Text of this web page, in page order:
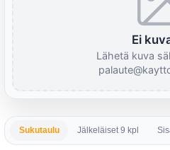
Ei
Lähetä kuva
Sukutaulu Jälkeläiset 9 kpl